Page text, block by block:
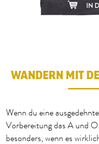
IN
WANDERN MIT
Wenn du eine
Vorbereitung das A und
besonders, wenn es